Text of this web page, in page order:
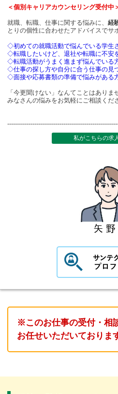
＜個別キャリアカウンセリング受付中
就職、転職、仕事に関する悩みに、 経
とりの個性に合わせたアドバイスでサ
◇初めての就職活動で悩んでいる学生
◇転職したいけど、退社や転職に不安
◇転職活動がうまく進まず悩んでいる
◇仕事の探し方や自分に合う仕事の見
◇面接や応募書類の準備で悩みがある
「今更聞けない」なんてことはありま
みなさんの悩みをお気軽にご相談くだ
私がこちらの求
※このお仕事の受付・相
お任せいただいておりま